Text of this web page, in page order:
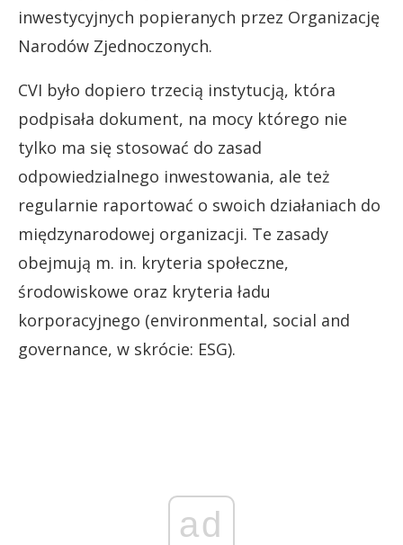
inwestycyjnych popieranych przez Organizację
Narodów Zjednoczonych.
CVI było dopiero trzecią instytucją, która
podpisała dokument, na mocy którego nie
tylko ma się stosować do zasad
odpowiedzialnego inwestowania, ale też
regularnie raportować o swoich działaniach do
międzynarodowej organizacji. Te zasady
obejmują m. in. kryteria społeczne,
środowiskowe oraz kryteria ładu
korporacyjnego (environmental, social and
governance, w skrócie: ESG).
ad